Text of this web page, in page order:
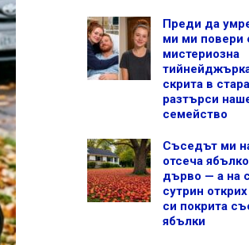
Преди да
ми ми повери
мистериозна
скрита в
разтърси
семейство
Съседът ми
отсеча
дърво — а на
сутрин
си покрита
ябълки